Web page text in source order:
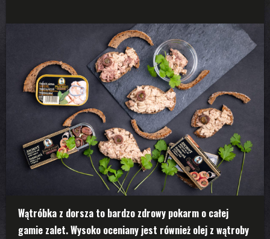
Wątróbka z dorsza to bardzo zdrowy pokarm o całej
gamie zalet. Wysoko oceniany jest również olej z wątroby